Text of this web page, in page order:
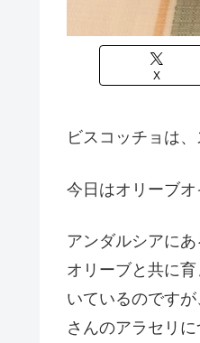
X
ビスコッチョは
今日はオリーブオ
アンダルシアに
オリーブと共に
いているのです
さんのアラセリ